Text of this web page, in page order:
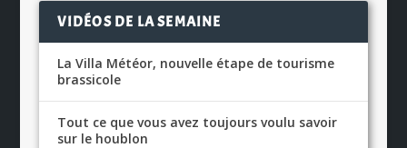
VIDÉOS DE LA SEMAINE
La Villa Météor, nouvelle étape de tourisme
brassicole
Tout ce que vous avez toujours voulu savoir
sur le houblon